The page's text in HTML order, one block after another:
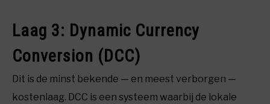
Laag 3: Dynamic Currency
Conversion (DCC)
Dit is de minst bekende — en meest verborgen —
kostenlaag. DCC is een systeem waarbij de lokale